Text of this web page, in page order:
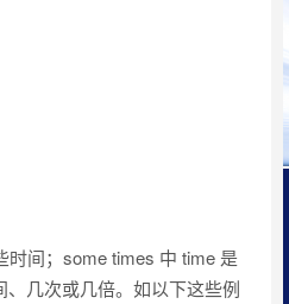
时间；some times 中 time 是
、几次或几倍。如以下这些例